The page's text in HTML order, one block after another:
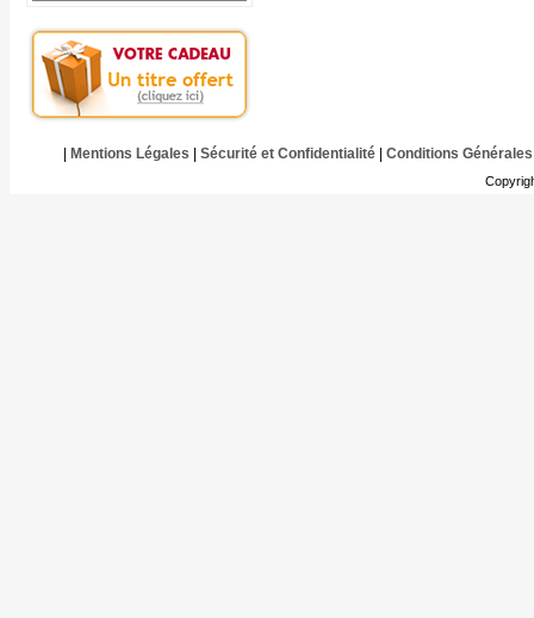
Mentions Légales Sécurité et Confidentialité| Conditions Générales